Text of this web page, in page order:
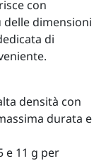
con
dimensioni
di
densità con
durata e
e 11 g per